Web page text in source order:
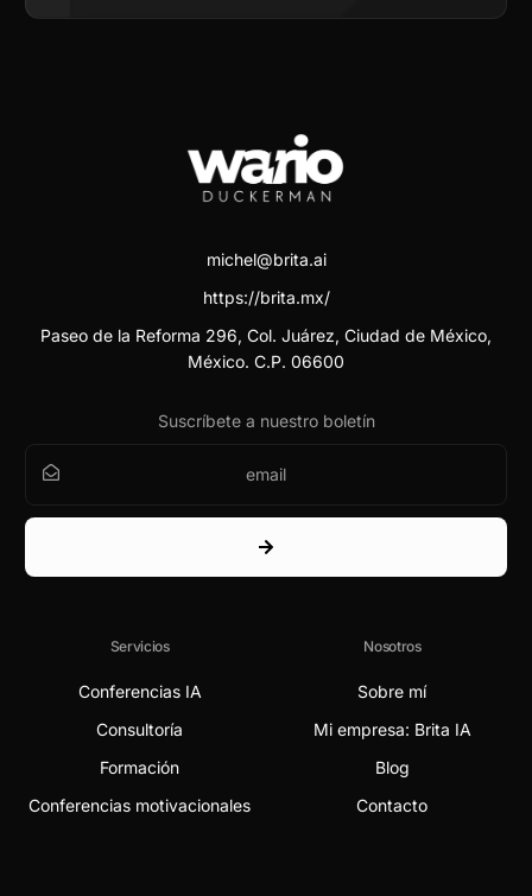
michel@brita.ai
https://brita.mx/
Paseo de la Reforma 296, Col. Juárez, Ciudad de México,
México. C.P. 06600
Suscríbete a nuestro boletín
Servicios
Conferencias IA
Consultoría
Formación
Conferencias motivacionales
Nosotros
Sobre mí
Mi empresa: Brita IA
Blog
Contacto